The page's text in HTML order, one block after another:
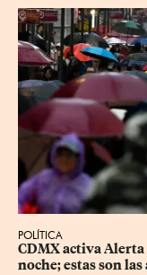
POLÍTICA
CDMX activa
noche; estas son